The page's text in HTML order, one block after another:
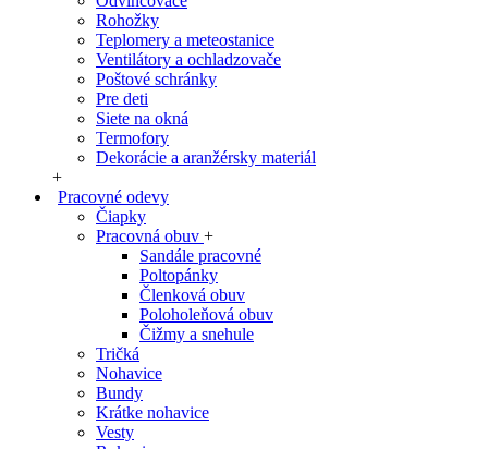
Rohožky
Teplomery a meteostanice
Ventilátory a ochladzovače
Poštové schránky
Pre deti
Siete na okná
Termofory
Dekorácie a aranžérsky materiál
+
Pracovné odevy
Čiapky
Pracovná obuv +
Sandále pracovné
Poltopánky
Členková obuv
Poloholeňová obuv
Čižmy a snehule
Tričká
Nohavice
Bundy
Krátke nohavice
Vesty